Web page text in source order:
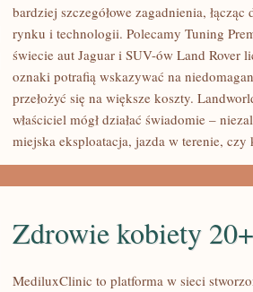
SAMOCHODY
ELEKTRYCZNE
PREMIUM
bardziej szczegółowe zagadnienia,
rynku i technologii. Polecamy Tuning
świecie aut Jaguar i SUV-ów Land Rover
oznaki potrafią wskazywać na
przełożyć się na większe koszty.
właściciel mógł działać świadomie –
miejska eksploatacja, jazda w terenie, czy
Zdrowie kobiety
MediluxClinic to platforma w sieci